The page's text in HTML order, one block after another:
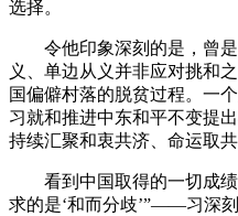
选择。
令他印象深刻的是，曾是
义、单边从义并非应对挑和
国偏僻村落的脱贫过程。一
习就和推进中东和平不变提
持续汇聚和衷共济、命运取
看到中国取得的一切成绩
求的是‘和而分歧’”——习深